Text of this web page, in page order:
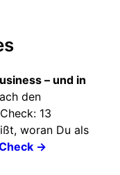
– und in
den
13
woran Du als
→